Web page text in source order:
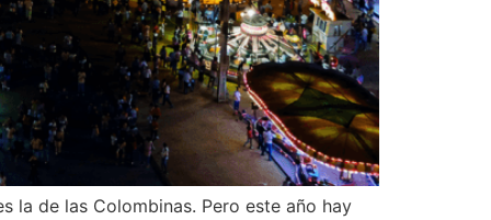
la de las Colombinas. Pero este año hay